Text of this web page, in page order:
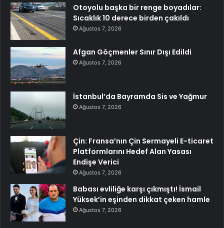
Otoyolu başka bir renge boyadılar:
Sıcaklık 10 derece birden çakıldı
Ağustos 7, 2026
Afgan Göçmenler Sınır Dışı Edildi
Ağustos 7, 2026
İstanbul’da Bayramda Sis ve Yağmur
Ağustos 7, 2026
Çin: Fransa’nın Çin Sermayeli E-ticaret
Platformlarını Hedef Alan Yasası
Endişe Verici
Ağustos 7, 2026
Babası evliliğe karşı çıkmıştı! İsmail
Yüksek’in eşinden dikkat çeken hamle
Ağustos 7, 2026